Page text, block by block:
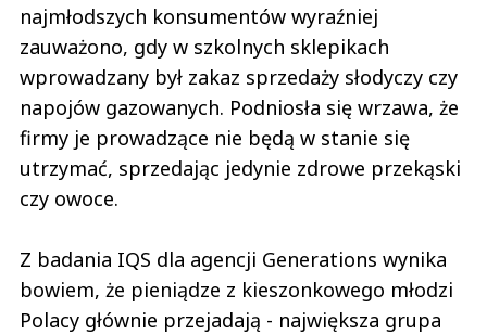
najmłodszych konsumentów wyraźniej
zauważono, gdy w szkolnych sklepikach
wprowadzany był zakaz sprzedaży słodyczy czy
napojów gazowanych. Podniosła się wrzawa, że
firmy je prowadzące nie będą w stanie się
utrzymać, sprzedając jedynie zdrowe przekąski
czy owoce.
Z badania IQS dla agencji Generations wynika
bowiem, że pieniądze z kieszonkowego młodzi
Polacy głównie przejadają - największa grupa